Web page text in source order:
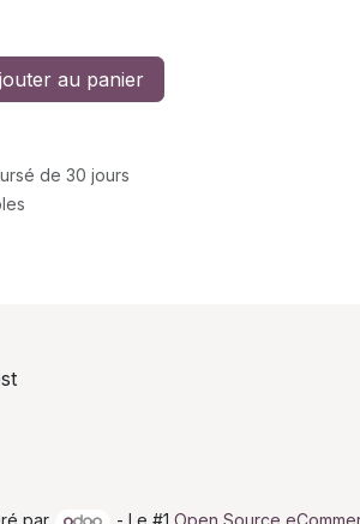
au panier
de 30 jours